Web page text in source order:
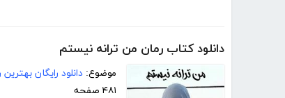
دانلود کتاب رمان من ترانه نیستم
موضوع: دانلود رایگان بهترین
۴۸۱ صفحه